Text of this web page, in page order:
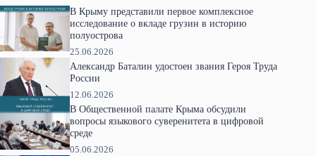
В Крыму представили первое комплексное
исследование о вкладе грузин в историю
полуострова
25.06.2026
Александр Баталин удостоен звания Героя Труда
России
12.06.2026
В Общественной палате Крыма обсудили
вопросы языкового суверенитета в цифровой
среде
05.06.2026